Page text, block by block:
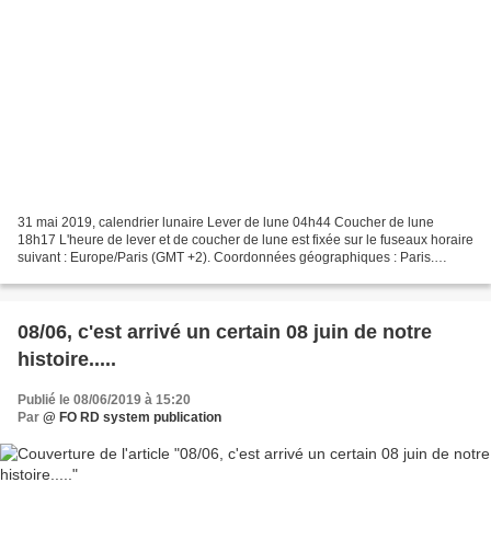
31 mai 2019, calendrier lunaire Lever de lune 04h44 Coucher de lune
18h17 L'heure de lever et de coucher de lune est fixée sur le fuseaux horaire
suivant : Europe/Paris (GMT +2). Coordonnées géographiques : Paris.
08/06, c'est arrivé un certain 08 juin de notre
histoire.....
Publié le 08/06/2019 à 15:20
Par @ FO RD system publication